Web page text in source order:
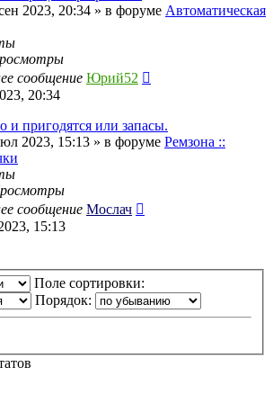
2023, 20:34 » в форуме Автоматическая
сообщение Юрий52
20:34
и пригодятся или запасы.
2023, 15:13 » в форуме Ремзона ::
сообщение Мослач
15:13
Поле сортировки:
Порядок: